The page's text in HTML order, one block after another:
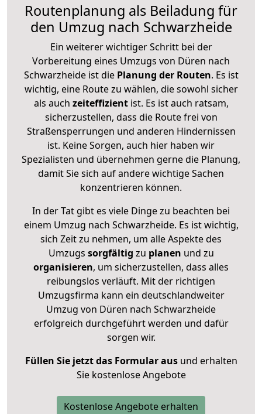
Routenplanung als Beiladung für
den Umzug nach Schwarzheide
Ein weiterer wichtiger Schritt bei der
Vorbereitung eines Umzugs von Düren nach
Schwarzheide ist diePlanung der Routen. Es ist
wichtig, eine Route zu wählen, die sowohl sicher
als auch zeiteffizientist. Es ist auch ratsam,
sicherzustellen, dass die Route frei von
Straßensperrungen und anderen Hindernissen
ist. Keine Sorgen, auch hier haben wir
Spezialisten und übernehmen gerne die Planung,
damit Sie sich auf andere wichtige Sachen
konzentrieren können.
In der Tat gibt es viele Dinge zu beachten bei
einem Umzug nach Schwarzheide. Es ist wichtig,
sich Zeit zu nehmen, um alle Aspekte des
Umzugs sorgfältig zu planen und zu
organisieren, um sicherzustellen, dass alles
reibungslos verläuft. Mit der richtigen
Umzugsfirma kann ein deutschlandweiter
Umzug von Düren nach Schwarzheide
erfolgreich durchgeführt werden und dafür
sorgen wir.
Füllen Sie jetzt das Formular ausund erhalten
Sie kostenlose Angebote
Kostenlose Angebote erhalten